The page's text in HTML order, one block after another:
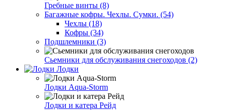
Гребные винты (8)
Багажные кофры. Чехлы. Сумки. (54)
Чехлы (18)
Кофры (34)
Подшлемники (3)
Сьемники для обслуживания снегоходов (2)
Лодки
Лодки Aqua-Storm
Лодки и катера Рейд